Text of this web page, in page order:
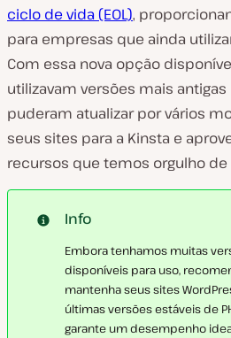
ciclo de vida (EOL),
para empresas que ainda
Com essa nova opção
utilizavam versões mais antigas
puderam atualizar por vários
seus sites para a Kinsta e
recursos que temos orgulho de
Info
Embora tenhamos muitas
disponíveis para uso,
mantenha seus sites
últimas versões estáveis de
garante um desempenho